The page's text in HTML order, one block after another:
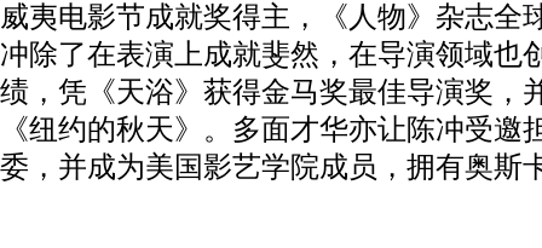
威夷电影节成就奖得主，《人物》杂志全
冲除了在表演上成就斐然，在导演领域也
绩，凭《天浴》获得金马奖最佳导演奖，
《纽约的秋天》。多面才华亦让陈冲受邀
委，并成为美国影艺学院成员，拥有奥斯